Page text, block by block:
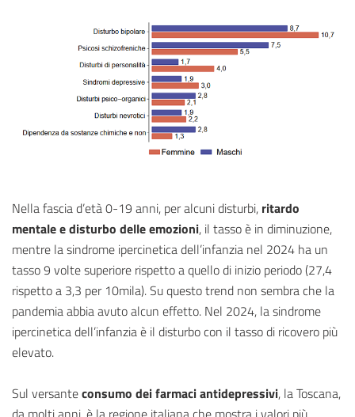
Nella fascia d’età 0-19 anni, per alcuni disturbi, ritardo
mentale e disturbo delle emozioni, il tasso è in diminuzione,
mentre la sindrome ipercinetica dell’infanzia nel 2024 ha un
tasso 9 volte superiore rispetto a quello di inizio periodo (27,4
rispetto a 3,3 per 10mila). Su questo trend non sembra che la
pandemia abbia avuto alcun effetto. Nel 2024, la sindrome
ipercinetica dell’infanzia è il disturbo con il tasso di ricovero più
elevato.
Sul versanteconsumo deifarmaci antidepressivi, la Toscana,